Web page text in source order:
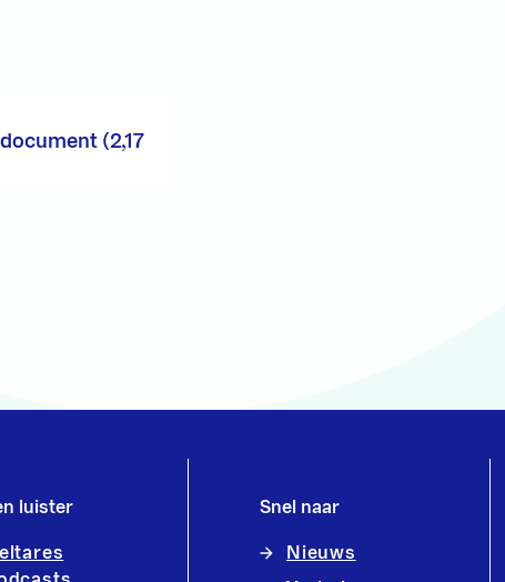
(2,17
luister Snel naar
Nieuws